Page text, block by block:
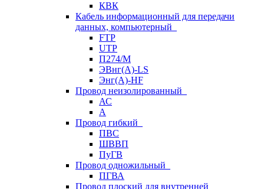
КВК
Кабель информационный для передачи
данных, компьютерный
FTP
UTP
П274/М
ЭВнг(А)-LS
Энг(А)-HF
Провод неизолированный
АС
А
Провод гибкий
ПВС
ШВВП
ПуГВ
Провод одножильный
ПГВА
Провод плоский для внутренней